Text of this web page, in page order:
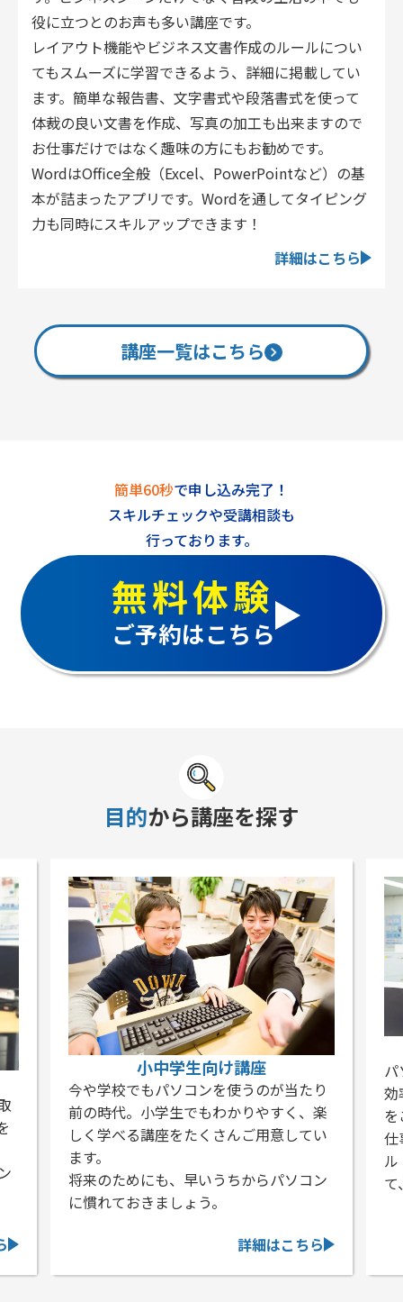
役に立つとのお声も多い講座です。
レイアウト機能やビジネス文書作成のルールについ
てもスムーズに学習できるよう、詳細に掲載してい
ます。簡単な報告書、文字書式や段落書式を使って
体裁の良い文書を作成、写真の加工も出来ますので
お仕事だけではなく趣味の方にもお勧めです。
WordはOffice全般（Excel、PowerPointなど）の基
本が詰まったアプリです。Wordを通してタイピング
力も同時にスキルアップできます！
詳細はこちら
講座一覧はこちら
簡単60秒で申し込み完了！
スキルチェックや受講相談も
行っております。
無料体験
ご予約はこちら
目的から講座を探す
ビジネス向け講座
パソコンを我流で使っている方、もっと
効率よく使いたいという方に最適な講座
をご用意。
仕事で必須とも言えるワード・エクセ
ル・パワーポイント等の使い方を習得し
て、実践力アップを目指します。
詳細はこちら